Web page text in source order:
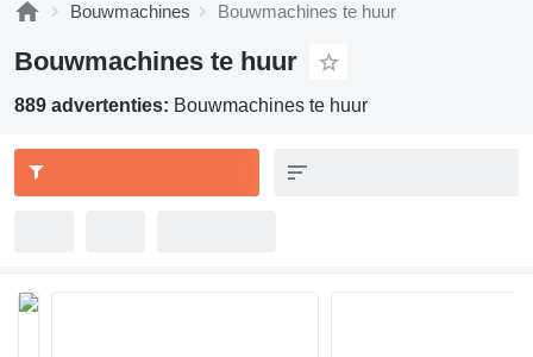
Bouwmachines Bouwmachines te huur
Bouwmachines te huur
889 advertenties: Bouwmachines te huur